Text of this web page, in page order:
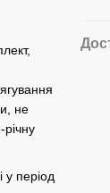
не
у період